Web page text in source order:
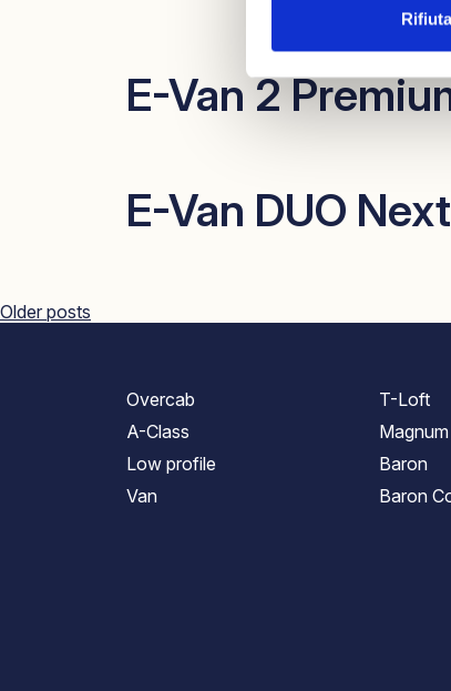
Rifiuta
E-Van 2
E-Van DUO Next
Posts
Older posts
Overcab
A-Class
Low profile
Van
T-Loft
Magnum
Baron
Baron